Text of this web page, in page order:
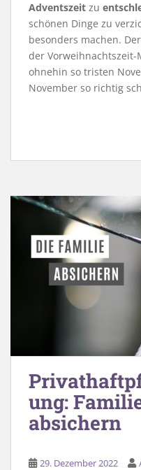
Adventszeit zu
schönen Dinge zu
besonders machen.
der
ohnehin so tristen
November so richtig
ung:
absichern
29. Dezember 2022